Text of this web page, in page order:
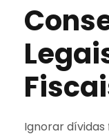
Ignorar dívidas